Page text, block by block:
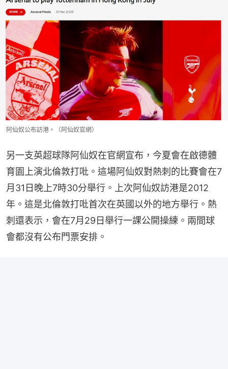
阿仙奴公布訪港。（阿仙奴官網）
另一支英超球隊阿仙奴在官網宣布，今夏會在啟德體
育園上演北倫敦打吡。這場阿仙奴對熱刺的比賽會在7
月31日晚上7時30分舉行。上次阿仙奴訪港是2012
年。這是北倫敦打吡首次在英國以外的地方舉行。熱
刺還表示，會在7月29日舉行一課公開操練。兩間球
會都沒有公布門票安排。